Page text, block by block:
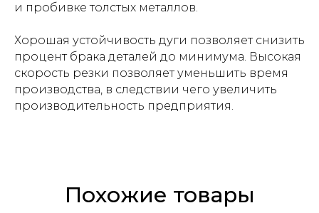
и пробивке толстых металлов.
Хорошая устойчивость дуги позволяет снизить
процент брака деталей до минимума. Высокая
скорость резки позволяет уменьшить время
производства, в следствии чего увеличить
производительность предприятия.
Похожие товары